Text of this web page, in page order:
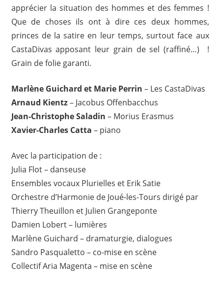
apprécier la situation des hommes et des femmes !
Que de choses ils ont à dire ces deux hommes,
princes de la satire en leur temps, surtout face aux
CastaDivas apposant leur grain de sel (raffiné…) !
Grain de folie garanti.
Marlène Guichard et Marie Perrin – Les CastaDivas
Arnaud Kientz– Jacobus Offenbacchus
Jean-Christophe Saladin – Morius Erasmus
Xavier-Charles Catta – piano
Avec la participation de :
Julia Flot – danseuse
Ensembles vocaux Plurielles et Erik Satie
Orchestre d’Harmonie de Joué-les-Tours dirigé par
Thierry Theuillon et Julien Grangeponte
Damien Lobert – lumières
Marlène Guichard – dramaturgie, dialogues
Sandro Pasqualetto – co-mise en scène
Collectif Aria Magenta – mise en scène